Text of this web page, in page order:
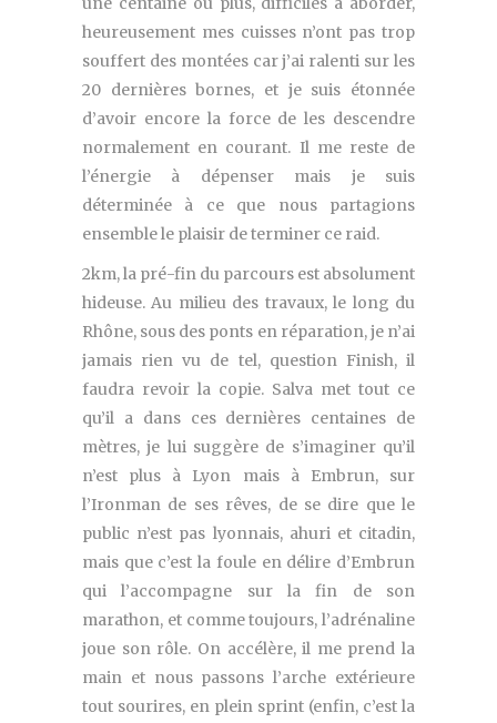
heureusement mes cuisses n’ont pas trop
souffert des montées car j’ai ralenti sur les
20 dernières bornes, et je suis étonnée
d’avoir encore la force de les descendre
normalement en courant. Il me reste de
l’énergie à dépenser mais je suis
déterminée à ce que nous partagions
ensemble le plaisir de terminer ce raid.
2km, la pré-fin du parcours est absolument
hideuse. Au milieu des travaux, le long du
Rhône, sous des ponts en réparation, je n’ai
jamais rien vu de tel, question Finish, il
faudra revoir la copie. Salva met tout ce
qu’il a dans ces dernières centaines de
mètres, je lui suggère de s’imaginer qu’il
n’est plus à Lyon mais à Embrun, sur
l’Ironman de ses rêves, de se dire que le
public n’est pas lyonnais, ahuri et citadin,
mais que c’est la foule en délire d’Embrun
qui l’accompagne sur la fin de son
marathon, et comme toujours, l’adrénaline
joue son rôle. On accélère, il me prend la
main et nous passons l’arche extérieure
tout sourires, en plein sprint (enfin, c’est la